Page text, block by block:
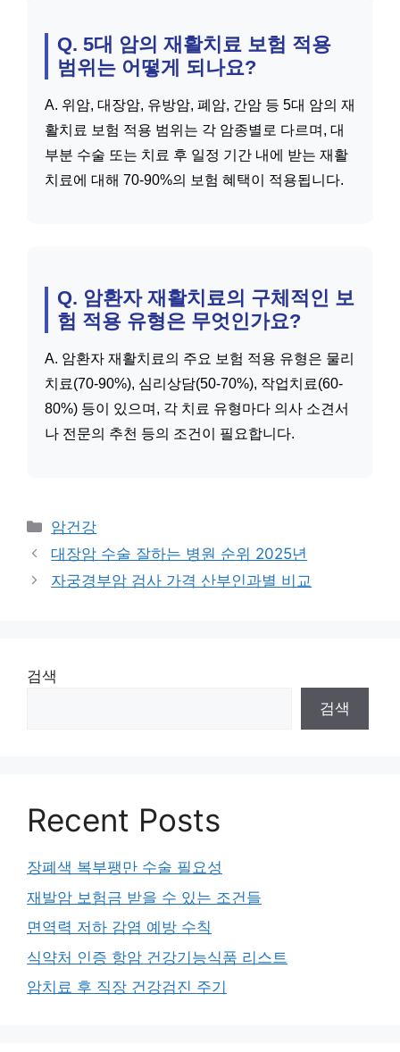
Q. 5대 암의 재활치료 보험 적용
범위는 어떻게 되나요?
A. 위암, 대장암, 유방암, 폐암, 간암 등 5대 암의 재
활치료 보험 적용 범위는 각 암종별로 다르며, 대
부분 수술 또는 치료 후 일정 기간 내에 받는 재활
치료에 대해 70-90%의 보험 혜택이 적용됩니다.
Q. 암환자 재활치료의 구체적인 보
험 적용 유형은 무엇인가요?
A. 암환자 재활치료의 주요 보험 적용 유형은 물리
치료(70-90%), 심리상담(50-70%), 작업치료(60-
80%) 등이 있으며, 각 치료 유형마다 의사 소견서
나 전문의 추천 등의 조건이 필요합니다.
카
테
리
암건강
대장암 수술 잘하는 병원 순위 2025년
자궁경부암 검사 가격 산부인과별 비교
검색
검색
Recent Posts
장폐색 복부팽만 수술 필요성
재발암 보험금 받을 수 있는 조건들
면역력 저하 감염 예방 수칙
식약처 인증 항암 건강기능식품 리스트
암치료 후 직장 건강검진 주기